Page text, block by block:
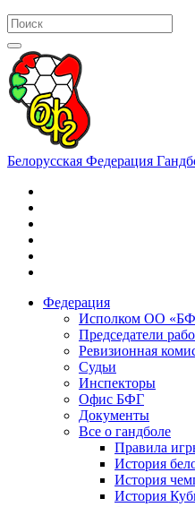
Белорусская Федерация
Федерация
Исполком ОО
Председатели
Ревизионная
Судьи
Инспекторы
Офис БФГ
Документы
Все о гандболе
Правила
История
История
История